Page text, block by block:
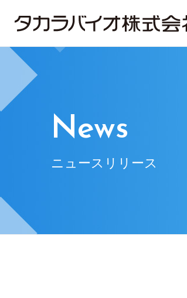
News
ニュースリリース
ごあいさつ
試薬・機器
IRライブラリ
ニュース＆トピックス